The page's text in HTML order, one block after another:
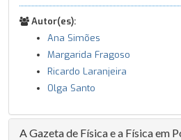
Autor(es):
Ana Simões
Margarida Fragoso
Ricardo Laranjeira
Olga Santo
A Gazeta de Física e a Física em